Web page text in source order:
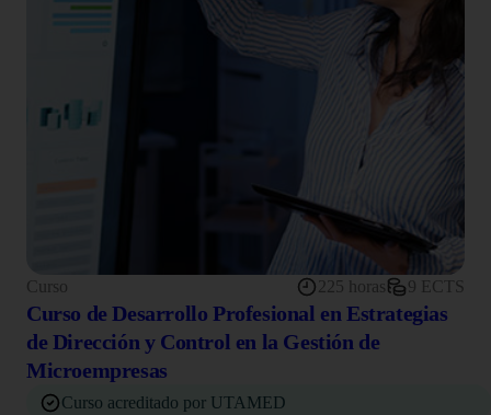
Curso 225 horas 9 ECTS
Curso de Desarrollo Profesional en Estrategias
de Dirección y Control en la Gestión de
Microempresas
Curso acreditado por UTAMED